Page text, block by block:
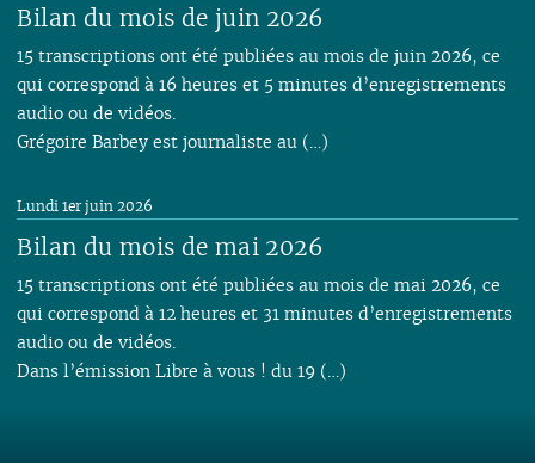
Bilan du mois de juin 2026
15 transcriptions ont été publiées au mois de juin 2026, ce
qui correspond à 16 heures et 5 minutes d’enregistrements
audio ou de vidéos.
Grégoire Barbey est journaliste au (…)
Bilan du mois de mai 2026
Lundi 1er juin 2026
15 transcriptions ont été publiées au mois de mai 2026, ce
qui correspond à 12 heures et 31 minutes d’enregistrements
audio ou de vidéos.
Dans l’émission Libre à vous ! du 19 (…)